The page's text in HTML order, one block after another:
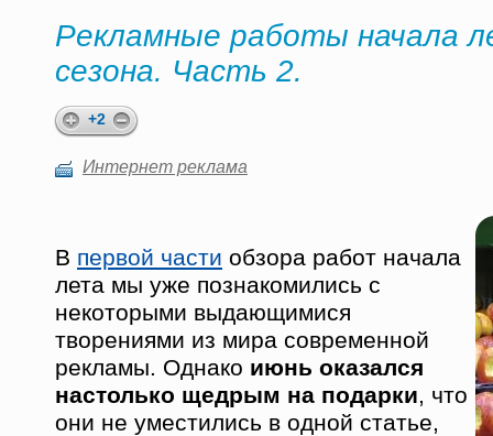
Рекламные работы начала
сезона. Часть 2.
+2
Интернет реклама
В первой части обзора работ начала
лета мы уже познакомились с
некоторыми выдающимися
творениями из мира современной
рекламы. Однако июнь оказался
настолько щедрым на подарки, что
они не уместились в одной статье,